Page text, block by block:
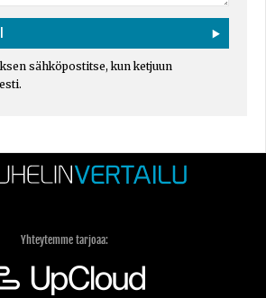
sähköpostitse, kun ketjuun
Yhteytemme tarjoaa: